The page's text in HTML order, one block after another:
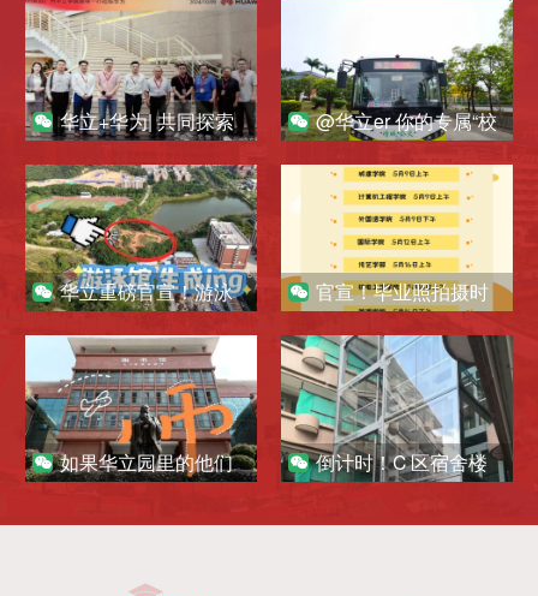
华立+华为| 共同探索
校企合作与现代产业
学院共建新模式！
@华立er 你的专属“校
车”来啦！
华立重磅官宣！游泳
馆，即将登场！
官宣！毕业照拍摄时
间公布，赶快约拍！
如果华立园里的他们
倒计时！C 区宿舍楼